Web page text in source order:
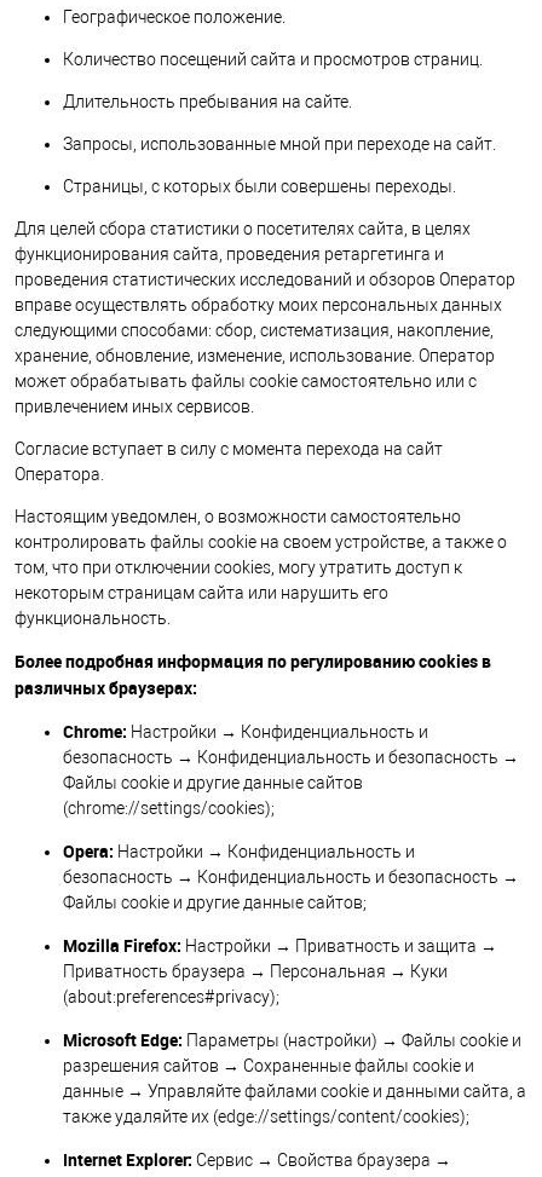
Географическое положение.
Количество посещений сайта и просмотров страниц.
Длительность пребывания на сайте.
Запросы, использованные мной при переходе на сайт.
Страницы, с которых были совершены переходы.
Для целей сбора статистики о посетителях сайта, в целях
функционирования сайта, проведения ретаргетинга и
проведения статистических исследований и обзоров Оператор
вправе осуществлять обработку моих персональных данных
следующими способами: сбор, систематизация, накопление,
хранение, обновление, изменение, использование. Оператор
может обрабатывать файлы cookie самостоятельно или с
привлечением иных сервисов.
Согласие вступает в силу с момента перехода на сайт
Оператора.
Настоящим уведомлен, о возможности самостоятельно
контролировать файлы cookie на своем устройстве, а также о
том, что при отключении cookies, могу утратить доступ к
некоторым страницам сайта или нарушить его
функциональность.
Более подробная информация по регулированию cookies в
различных браузерах:
Chrome: Настройки → Конфиденциальность и
безопасность → Конфиденциальность и безопасность →
Файлы cookie и другие данные сайтов
(chrome://settings/cookies);
Opera: Настройки → Конфиденциальность и
безопасность → Конфиденциальность и безопасность →
Файлы cookie и другие данные сайтов;
Mozilla Firefox: Настройки → Приватность и защита →
Приватность браузера → Персональная → Куки
(about:preferences#privacy);
Microsoft Edge: Параметры (настройки) → Файлы cookie и
разрешения сайтов → Сохраненные файлы cookie и
данные → Управляйте файлами cookie и данными сайта, а
также удаляйте их (edge://settings/content/cookies);
Internet Explorer: Сервис → Свойства браузера →